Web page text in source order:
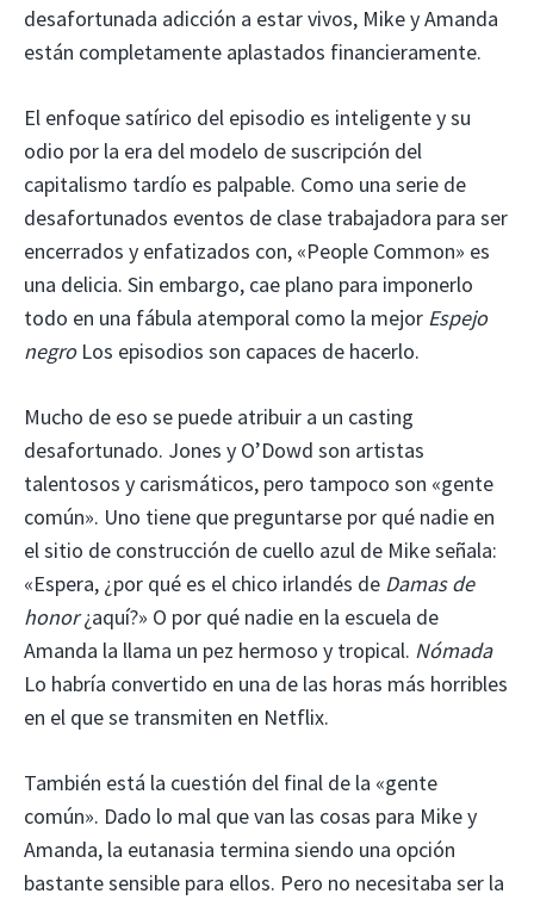
desafortunada adicción a estar vivos, Mike y Amanda
están completamente aplastados financieramente.
El enfoque satírico del episodio es inteligente y su
odio por la era del modelo de suscripción del
capitalismo tardío es palpable. Como una serie de
desafortunados eventos de clase trabajadora para ser
encerrados y enfatizados con, «People Common» es
una delicia. Sin embargo, cae plano para imponerlo
todo en una fábula atemporal como la mejor Espejo
negroLos episodios son capaces de hacerlo.
Mucho de eso se puede atribuir a un casting
desafortunado. Jones y O’Dowd son artistas
talentosos y carismáticos, pero tampoco son «gente
común». Uno tiene que preguntarse por qué nadie en
el sitio de construcción de cuello azul de Mike señala:
«Espera, ¿por qué es el chico irlandés de Damas de
honor¿aquí?» O por qué nadie en la escuela de
Amanda la llama un pez hermoso y tropical. Nómada
Lo habría convertido en una de las horas más horribles
en el que se transmiten en Netflix.
También está la cuestión del final de la «gente
común». Dado lo mal que van las cosas para Mike y
Amanda, la eutanasia termina siendo una opción
bastante sensible para ellos. Pero no necesitaba ser la